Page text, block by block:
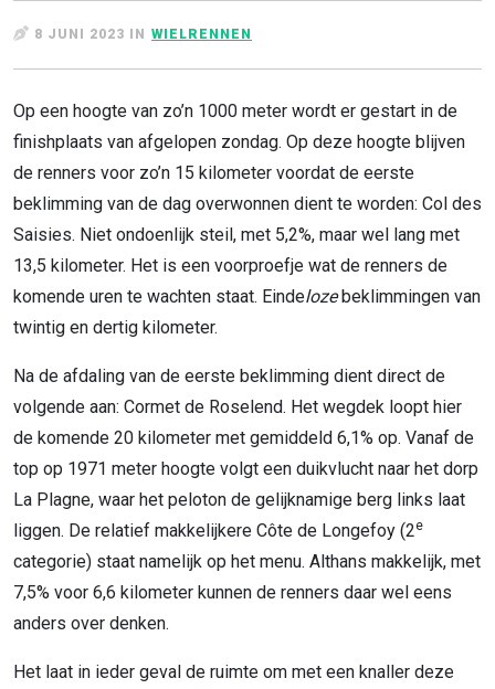
8 JUNI 2023 IN WIELRENNEN
Op een hoogte van zo’n 1000 meter wordt er gestart in de
finishplaats van afgelopen zondag. Op deze hoogte blijven
de renners voor zo’n 15 kilometer voordat de eerste
beklimming van de dag overwonnen dient te worden: Col des
Saisies. Niet ondoenlijk steil, met 5,2%, maar wel lang met
13,5 kilometer. Het is een voorproefje wat de renners de
komende uren te wachten staat. Eindelozebeklimmingen van
twintig en dertig kilometer.
Na de afdaling van de eerste beklimming dient direct de
volgende aan: Cormet de Roselend. Het wegdek loopt hier
de komende 20 kilometer met gemiddeld 6,1% op. Vanaf de
top op 1971 meter hoogte volgt een duikvlucht naar het dorp
La Plagne, waar het peloton de gelijknamige berg links laat
liggen. De relatief makkelijkere Côte de Longefoy (2e
categorie) staat namelijk op het menu. Althans makkelijk, met
7,5% voor 6,6 kilometer kunnen de renners daar wel eens
anders over denken.
Het laat in ieder geval de ruimte om met een knaller deze